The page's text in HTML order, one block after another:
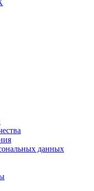
данных